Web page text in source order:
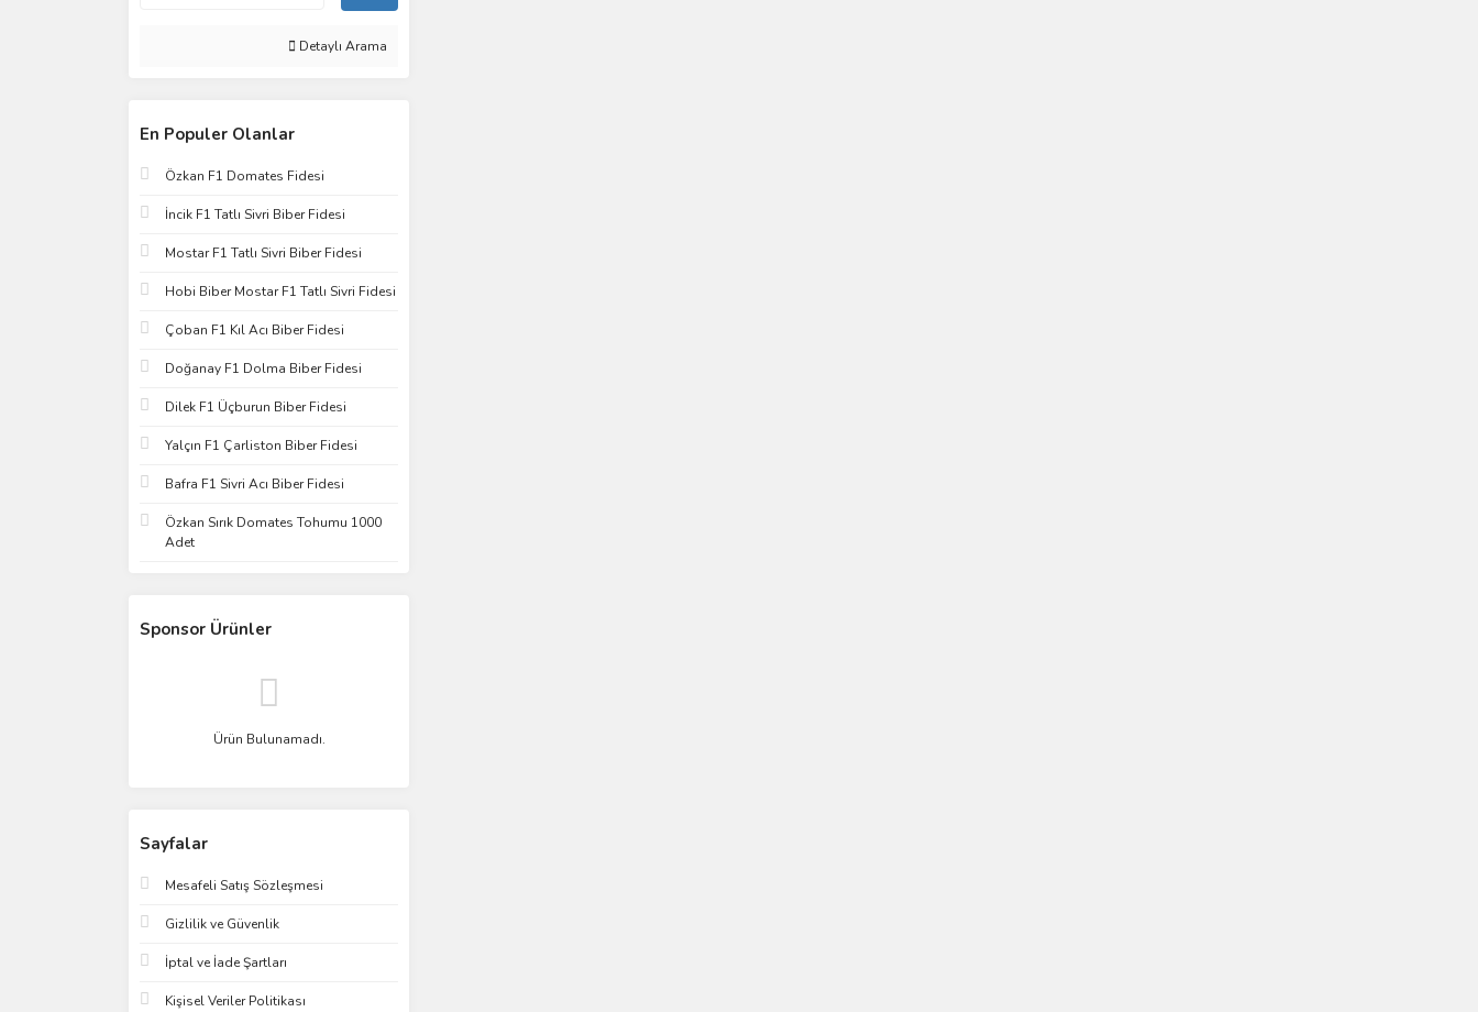
Detaylı Arama
En Populer Olanlar
Özkan F1 Domates Fidesi
İncik F1 Tatlı Sivri Biber Fidesi
Mostar F1 Tatlı Sivri Biber Fidesi
Hobi Biber Mostar F1 Tatlı Sivri Fidesi
Çoban F1 Kıl Acı Biber Fidesi
Doğanay F1 Dolma Biber Fidesi
Dilek F1 Üçburun Biber Fidesi
Yalçın F1 Çarliston Biber Fidesi
Bafra F1 Sivri Acı Biber Fidesi
Özkan Sırık Domates Tohumu 1000
Adet
Sponsor Ürünler
Ürün Bulunamadı.
Sayfalar
Mesafeli Satış Sözleşmesi
Gizlilik ve Güvenlik
İptal ve İade Şartları
Kişisel Veriler Politikası